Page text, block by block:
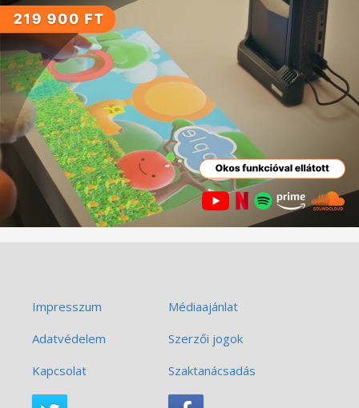
Impresszum
Médiaajánlat
Adatvédelem
Szerzői jogok
Kapcsolat
Szaktanácsadás